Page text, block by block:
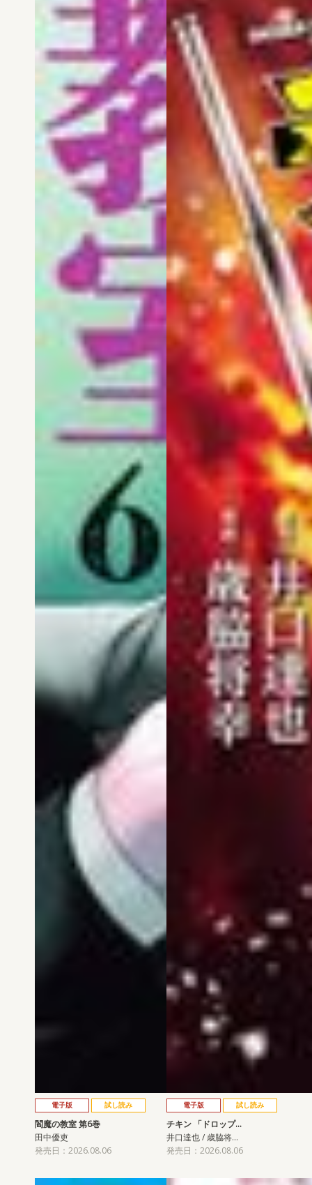
電子版 試し読み
閻魔の教室 第6巻
田中優吏
発売日：2026.08.06
電子版 試し読み
チキン 「ドロップ…
井口達也 / 歳脇将…
発売日：2026.08.06